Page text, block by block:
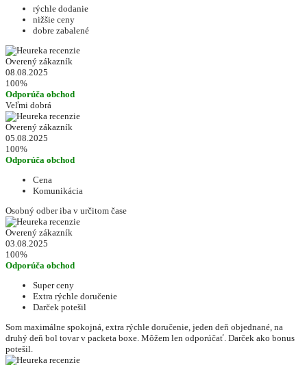
rýchle dodanie
nižšie ceny
dobre zabalené
Overený zákazník
08.08.2025
100%
Odporúča obchod
Veľmi dobrá
Overený zákazník
05.08.2025
100%
Odporúča obchod
Cena
Komunikácia
Osobný odber iba v určitom čase
Overený zákazník
03.08.2025
100%
Odporúča obchod
Super ceny
Extra rýchle doručenie
Darček potešil
Som maximálne spokojná, extra rýchle doručenie, jeden deň objednané, na
druhý deň bol tovar v packeta boxe. Môžem len odporúčať. Darček ako bonus
potešil.